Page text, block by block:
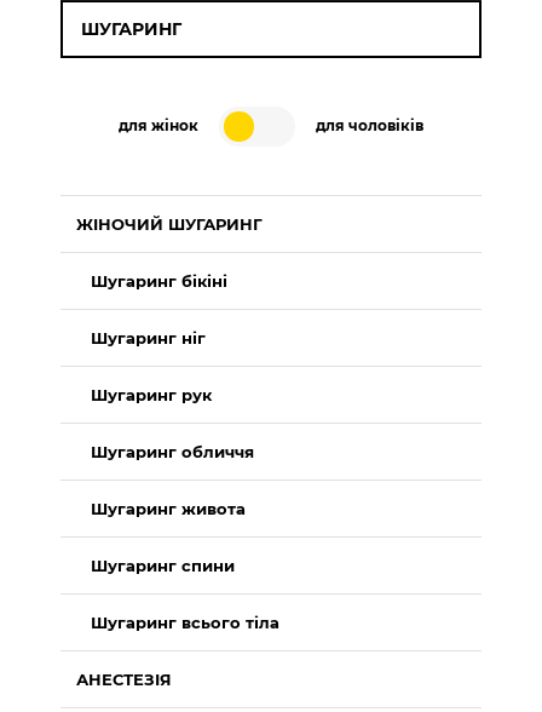
ШУГАРИНГ
для жінок для чоловіків
ЖІНОЧИЙ ШУГАРИНГ
Шугаринг бікіні
Шугаринг ніг
Шугаринг рук
Шугаринг обличчя
Шугаринг живота
Шугаринг спини
Шугаринг всього тіла
АНЕСТЕЗІЯ